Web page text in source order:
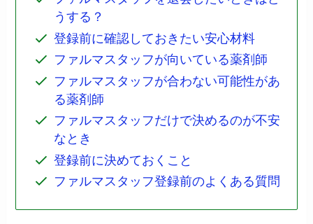
うする？
登録前に確認しておきたい安心材料
ファルマスタッフが向いている薬剤師
ファルマスタッフが合わない可能性があ
る薬剤師
ファルマスタッフだけで決めるのが不安
なとき
登録前に決めておくこと
ファルマスタッフ登録前のよくある質問